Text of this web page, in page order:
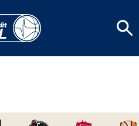
KLEBER VERLIERT MIT